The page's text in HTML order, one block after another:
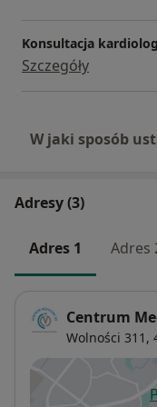
Konsultacja
Szczegóły
W jaki sposób
Adresy (3)
Adres 1 Adres
Centrum
Wolności 311,